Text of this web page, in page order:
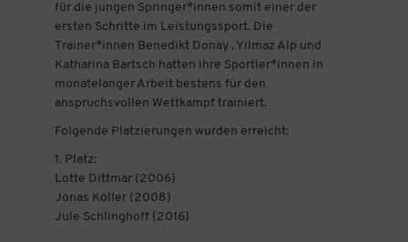
für die jungen Springer*innen somit einer der
ersten Schritte im Leistungssport. Die
Trainer*innen Benedikt Donay , Yilmaz Alp und
Katharina Bartsch hatten ihre Sportler*innen in
monatelanger Arbeit bestens für den
anspruchsvollen Wettkampf trainiert.
Folgende Platzierungen wurden erreicht:
1. Platz:
Lotte Dittmar (2006)
Jonas Köller (2008)
Jule Schlinghoff (2016)